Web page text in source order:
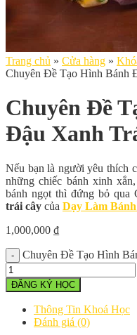
Trang chủ » Cửa hàng »
Chuyên Đề Tạo Hình Bánh
Chuyên Đề
Đậu Xanh
Nếu bạn là người yêu thích
những chiếc bánh xinh
bánh ngọt thì đứng bỏ qua
trái cây của Dạy Làm
1,000,000 ₫
Chuyên Đề Tạo Hình
ĐĂNG KÝ HỌC
Thông Tin Khoá Học
Đánh giá (0)